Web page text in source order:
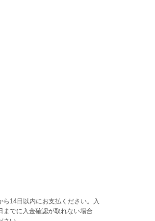
14日以内にお支払ください。入
でに入金確認が取れない場合